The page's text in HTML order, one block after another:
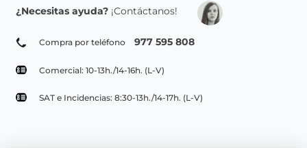
¿Necesitas ayuda? ¡Contáctanos!
Compra por teléfono 977 595 808
Comercial: 10-13h./14-16h. (L-V)
SAT e Incidencias: 8:30-13h./14-17h. (L-V)